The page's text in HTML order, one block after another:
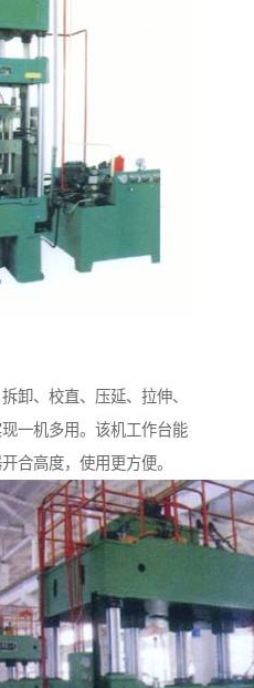
卸、校直、压延、拉伸、
一机多用。该机工作台能
合高度，使用更方便。